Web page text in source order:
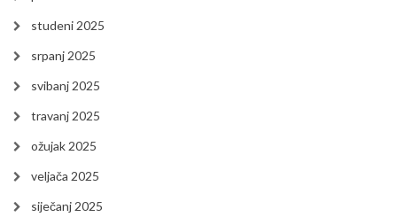
studeni 2025
srpanj 2025
svibanj 2025
travanj 2025
ožujak 2025
veljača 2025
siječanj 2025